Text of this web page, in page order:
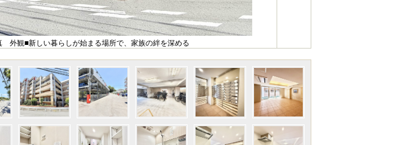
外観■新しい暮らしが始まる場所で、家族の絆を深める